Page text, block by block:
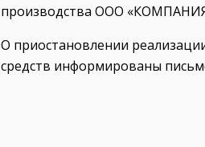
производства ООО «КОМПАНИЯ
О приостановлении
средств информированы